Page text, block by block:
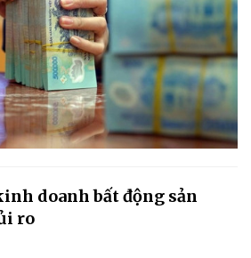
doanh bất động sản
ro